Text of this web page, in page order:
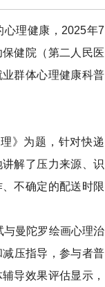
理健康，2025年7
健院（第二人民医
群体心理健康科普
》为题，针对快递
解了压力来源、识
不确定的配送时限
曼陀罗绘画心理治
压指导，参与者普
导效果评估显示，